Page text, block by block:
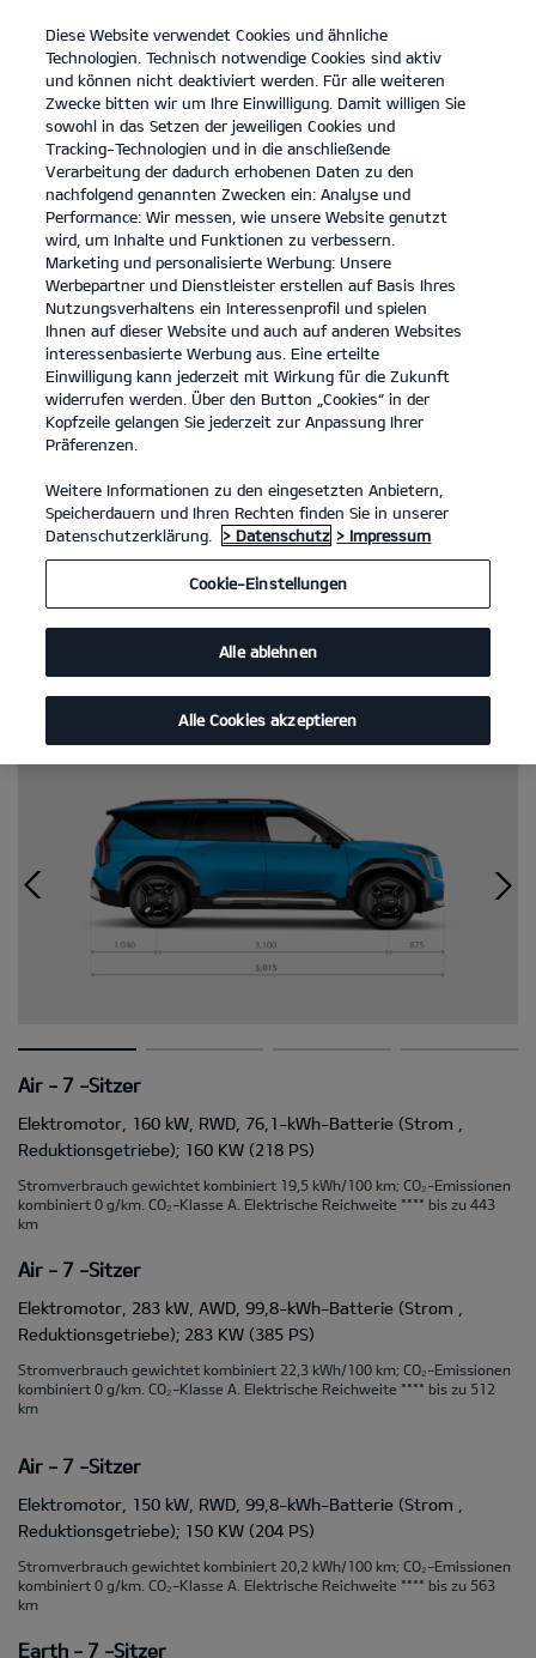
open
menu
KONTAKT
Technische Daten
... ... TECHNISCHE DATEN
Der Kia EV9 - Technische Daten
Die folgenden Tabellen listen, wie in den Beschreibungen der
ersten Tabelle sichtbar, jeweils die 7- und 6-Sitzer
Versionen der Kia EV9 GT-line und Kia EV9 GT-line Launch
Abmessungen
Air - 7 -Sitzer
Elektromotor, 160 kW, RWD, 76,1-kWh-Batterie (Strom ,
Reduktionsgetriebe); 160 KW (218 PS)
Stromverbrauch gewichtet kombiniert 19,5 kWh/100 km; CO₂-Emissionen
kombiniert 0 g/km. CO₂-Klasse A. Elektrische Reichweite **** bis zu 443
km
Air - 7 -Sitzer
Elektromotor, 283 kW, AWD, 99,8-kWh-Batterie (Strom ,
Reduktionsgetriebe); 283 KW (385 PS)
Stromverbrauch gewichtet kombiniert 22,3 kWh/100 km; CO₂-Emissionen
kombiniert 0 g/km. CO₂-Klasse A. Elektrische Reichweite **** bis zu 512
km
Air - 7 -Sitzer
Elektromotor, 150 kW, RWD, 99,8-kWh-Batterie (Strom ,
Reduktionsgetriebe); 150 KW (204 PS)
Stromverbrauch gewichtet kombiniert 20,2 kWh/100 km; CO₂-Emissionen
kombiniert 0 g/km. CO₂-Klasse A. Elektrische Reichweite **** bis zu 563
km
Earth - 7 -Sitzer
Diese Website verwendet Cookies und ähnliche
Technologien. Technisch notwendige Cookies sind aktiv
und können nicht deaktiviert werden. Für alle weiteren
Zwecke bitten wir um Ihre Einwilligung. Damit willigen Sie
sowohl in das Setzen der jeweiligen Cookies und
Tracking-Technologien und in die anschließende
Verarbeitung der dadurch erhobenen Daten zu den
nachfolgend genannten Zwecken ein: Analyse und
Performance: Wir messen, wie unsere Website genutzt
wird, um Inhalte und Funktionen zu verbessern.
Marketing und personalisierte Werbung: Unsere
Werbepartner und Dienstleister erstellen auf Basis Ihres
Nutzungsverhaltens ein Interessenprofil und spielen
Ihnen auf dieser Website und auch auf anderen Websites
interessenbasierte Werbung aus. Eine erteilte
Einwilligung kann jederzeit mit Wirkung für die Zukunft
widerrufen werden. Über den Button „Cookies“ in der
Kopfzeile gelangen Sie jederzeit zur Anpassung Ihrer
Präferenzen.
Weitere Informationen zu den eingesetzten Anbietern,
Speicherdauern und Ihren Rechten finden Sie in unserer
Datenschutzerklärung.
> Datenschutz > Impressum
Cookie-Einstellungen
Alle ablehnen
Alle Cookies akzeptieren